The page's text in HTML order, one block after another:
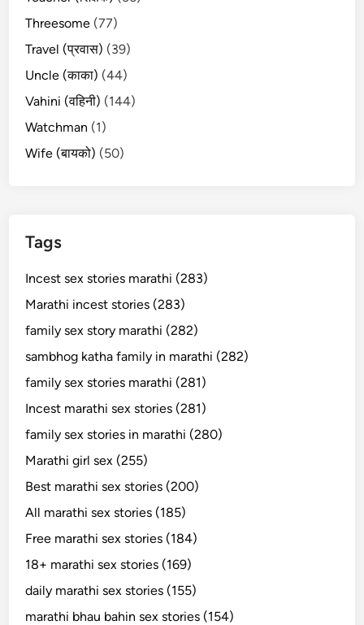
Threesome (77)
Travel (प्रवास) (39)
Uncle (काका) (44)
Vahini (वहिनी) (144)
Watchman (1)
Wife (बायको) (50)
Tags
Incest sex stories marathi (283)
Marathi incest stories (283)
family sex story marathi (282)
sambhog katha family in marathi (282)
family sex stories marathi (281)
Incest marathi sex stories (281)
family sex stories in marathi (280)
Marathi girl sex (255)
Best marathi sex stories (200)
All marathi sex stories (185)
Free marathi sex stories (184)
18+ marathi sex stories (169)
daily marathi sex stories (155)
marathi bhau bahin sex stories (154)